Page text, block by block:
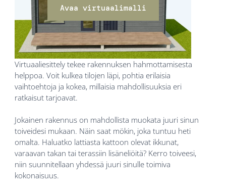
Avaa virtuaalimalli
Virtuaaliesittely tekee rakennuksen hahmottamisesta
helppoa. Voit kulkea tilojen läpi, pohtia erilaisia
vaihtoehtoja ja kokea, millaisia mahdollisuuksia eri
ratkaisut tarjoavat.
Jokainen rakennus on mahdollista muokata juuri sinun
toiveidesi mukaan. Näin saat mökin, joka tuntuu heti
omalta. Haluatko lattiasta kattoon olevat ikkunat,
varaavan takan tai terassiin lisäneliöitä? Kerro toiveesi,
niin suunnitellaan yhdessä juuri sinulle toimiva
kokonaisuus.